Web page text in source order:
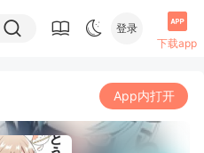
登录
下载app
App内打开